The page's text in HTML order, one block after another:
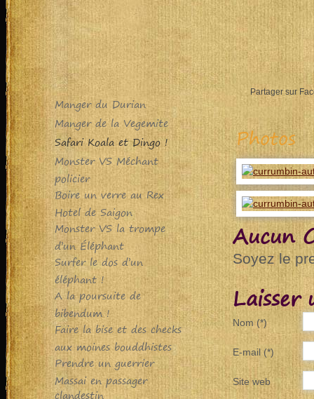
Partager sur
Photos
Aucun
Soyez le
Laisser
Nom (*)
E-mail (*)
Site web
Manger du Durian
Manger de la Vegemite
Safari Koala et Dingo !
Monster VS Méchant
policier
Boire un verre au Rex
Hotel de Saigon
Monster VS la trompe
d’un Éléphant
Surfer le dos d’un
éléphant !
A la poursuite de
bibendum !
Faire la bise et des checks
aux moines bouddhistes
Prendre un guerrier
Massai en passager
clandestin